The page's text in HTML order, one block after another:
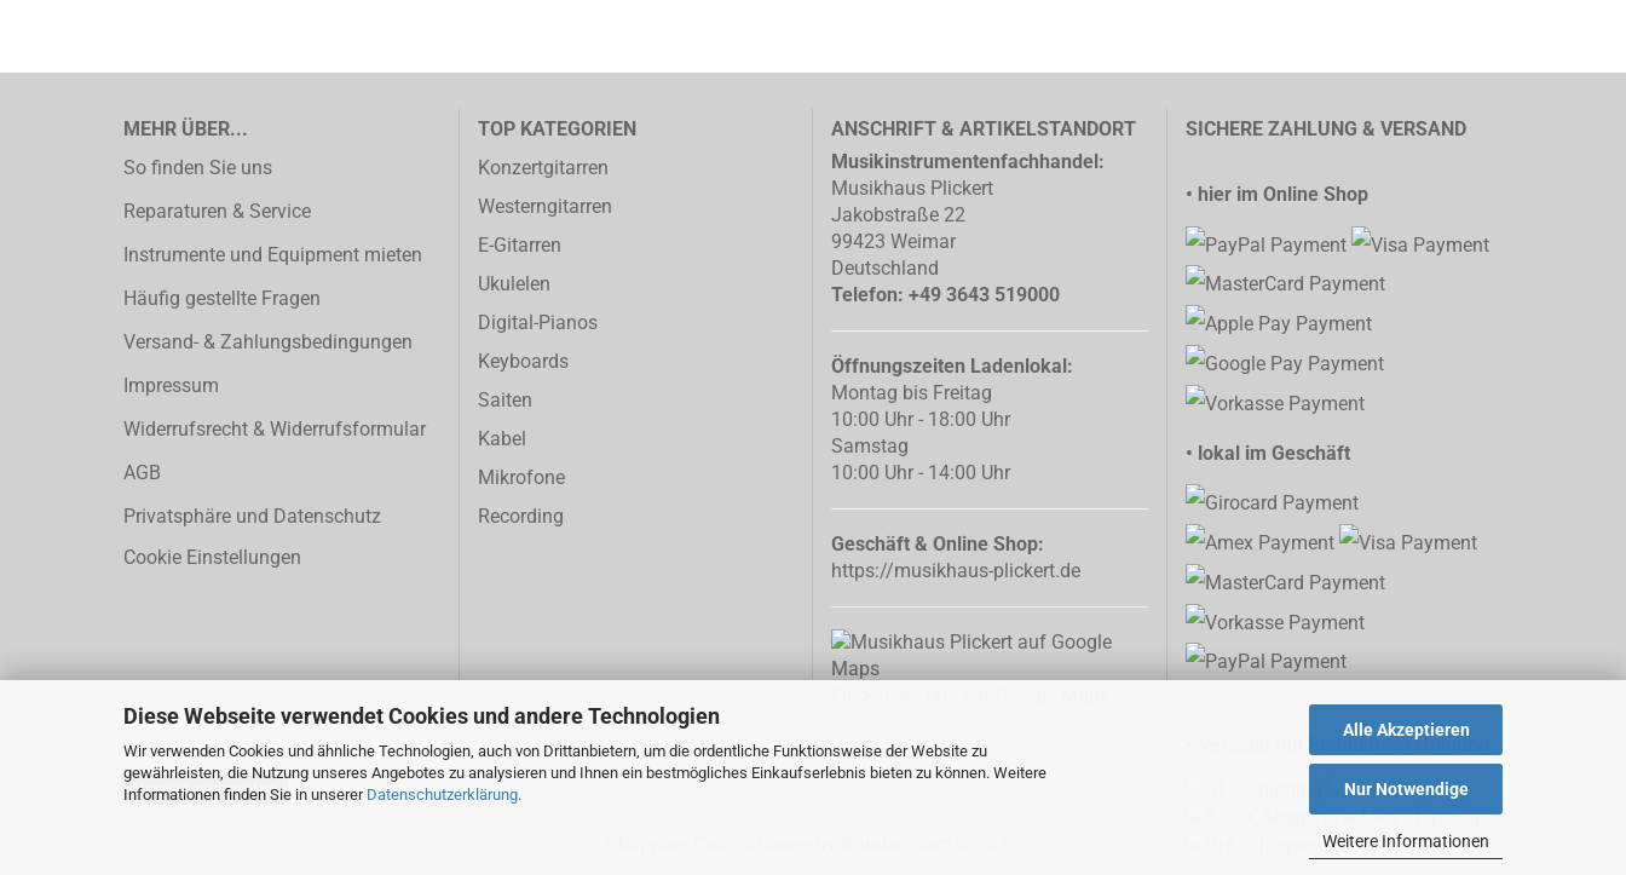
Diese Webseite verwendet Cookies und andere Technologien
Wir verwenden Cookies und ähnliche Technologien, auch von Drittanbietern, um die ordentliche Funktionsweise der Website zu
gewährleisten, die Nutzung unseres Angebotes zu analysieren und Ihnen ein bestmögliches Einkaufserlebnis bieten zu können. Weitere
Informationen finden Sie in unserer Datenschutzerklärung.
Alle Akzeptieren
Nur Notwendige
Weitere Informationen
MEHR ÜBER...
So finden Sie uns
Reparaturen & Service
Instrumente und Equipment mieten
Häufig gestellte Fragen
Versand- & Zahlungsbedingungen
Impressum
Widerrufsrecht & Widerrufsformular
AGB
Privatsphäre und Datenschutz
Cookie Einstellungen
TOP KATEGORIEN
Konzertgitarren
Westerngitarren
E-Gitarren
Ukulelen
Digital-Pianos
Keyboards
Saiten
Kabel
Mikrofone
Recording
ANSCHRIFT & ARTIKELSTANDORT
Musikinstrumentenfachhandel:
Musikhaus Plickert
Jakobstraße 22
99423 Weimar
Deutschland
Telefon: +49 3643 519000
Öffnungszeiten Ladenlokal:
Montag bis Freitag
10:00 Uhr - 18:00 Uhr
Samstag
10:00 Uhr - 14:00 Uhr
Geschäft & Online Shop:
https://musikhaus-plickert.de
SICHERE ZAHLUNG & VERSAND
• hier im Online Shop
• lokal im Geschäft
• Versand mit Sendungsverfolgung
Vertrag widerrufen